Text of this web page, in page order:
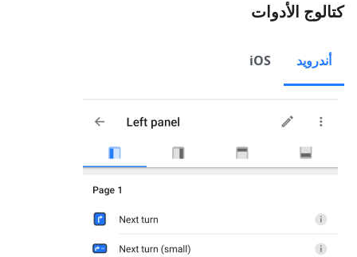
كتالوج الأدوات
أندرويد iOS